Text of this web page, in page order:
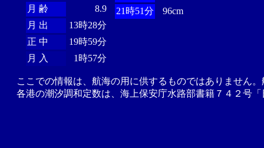
月 齢
8.9
月 出
13時28分
正 中
19時59分
月 入
1時57分
21時51分
96cm
ここでの情報は、航海の用に供するものではありません
各港の潮汐調和定数は、海上保安庁水路部書籍７４２号